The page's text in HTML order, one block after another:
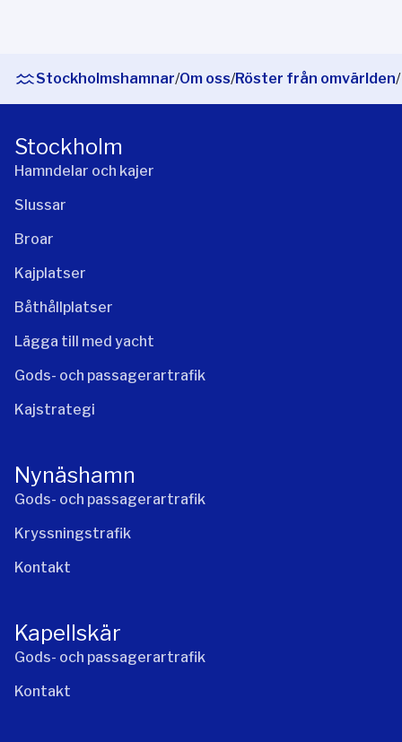
Stockholmshamnar/Om oss/Röster från omvärlden/
Stockholm
Hamndelar och kajer
Slussar
Broar
Kajplatser
Båthållplatser
Lägga till med yacht
Gods- och passagerartrafik
Kajstrategi
Nynäshamn
Gods- och passagerartrafik
Kryssningstrafik
Kontakt
Kapellskär
Gods- och passagerartrafik
Kontakt